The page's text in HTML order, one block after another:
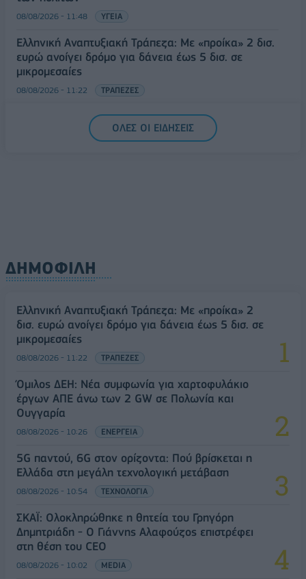
08/08/2026 - 11:48 ΥΓΕΙΑ
Ελληνική Αναπτυξιακή Τράπεζα: Με «προίκα» 2 δισ.
ευρώ ανοίγει δρόμο για δάνεια έως 5 δισ. σε
μικρομεσαίες
08/08/2026 - 11:22 ΤΡΑΠΕΖΕΣ
5G παντού, 6G στον ορίζοντα: Πού βρίσκεται η
Ελλάδα στη μεγάλη τεχνολογική μετάβαση
ΟΛΕΣ ΟΙ ΕΙΔΗΣΕΙΣ
ΔΗΜΟΦΙΛΗ
Ελληνική Αναπτυξιακή Τράπεζα: Με «προίκα» 2
δισ. ευρώ ανοίγει δρόμο για δάνεια έως 5 δισ. σε
μικρομεσαίες
08/08/2026 - 11:22 ΤΡΑΠΕΖΕΣ
Όμιλος ΔΕΗ: Νέα συμφωνία για χαρτοφυλάκιο
έργων ΑΠΕ άνω των 2 GW σε Πολωνία και
Ουγγαρία
08/08/2026 - 10:26 ΕΝΕΡΓΕΙΑ
5G παντού, 6G στον ορίζοντα: Πού βρίσκεται η
Ελλάδα στη μεγάλη τεχνολογική μετάβαση
08/08/2026 - 10:54 ΤΕΧΝΟΛΟΓΙΑ
ΣΚΑΪ: Ολοκληρώθηκε η θητεία του Γρηγόρη
Δημητριάδη - Ο Γιάννης Αλαφούζος επιστρέφει
στη θέση του CEO
08/08/2026 - 10:02 MEDIA